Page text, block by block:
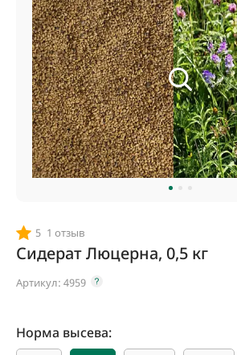
5 1 отзыв
Сидерат Люцерна, 0,5 кг
Артикул: 4959
Норма высева: